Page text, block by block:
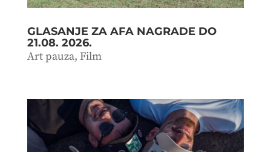
GLASANJE ZA AFA NAGRADE DO
21.08. 2026.
Art pauza, Film